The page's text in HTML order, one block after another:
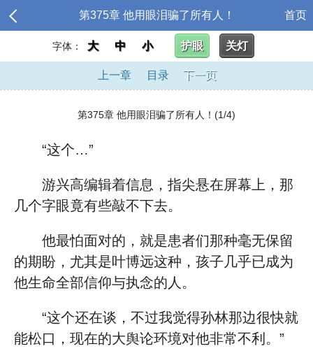
第375章 他用眼泪骗了所有人！ 首页
字体： 大 中 小 护眼 关灯
上一章 目录 下一页
第375章 他用眼泪骗了所有人！(1/4)
“这个…”
游兴高编辑着信息，指尖悬在屏幕上，那
几个字眼竟有些敲不下去。
他最怕面对的，就是患者们那种毫无保留
的期盼，尤其是叶博远这种，孩子几乎已成为
他生命全部信仰与执念的人。
“这个还在谈，不过我觉得孙林那边很快就
能松口，现在的大舆论环境对他非常不利。”